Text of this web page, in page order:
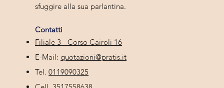
sfuggire alla sua parlantina.
Contatti
Filiale 3 - Corso Cairoli 16
E-Mail:quotazioni@pratis.it
Tel.0119090325